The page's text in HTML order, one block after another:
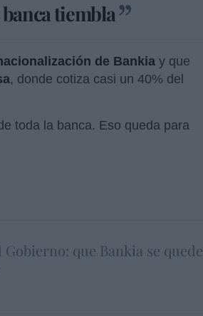
banca tiembla
de Bankia y que
, donde cotiza casi un 40% del
toda la banca. Eso queda para
que Bankia se quede